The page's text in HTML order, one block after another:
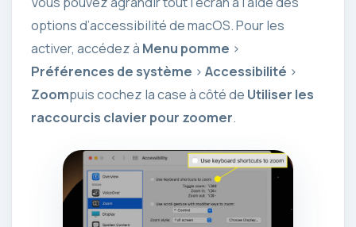
options d’accessibilité de macOS. Pour les
activer, accédez à Menu pomme >
Préférences de système > Accessibilité >
Zoompuis cochez la case à côté de Utiliser les
raccourcis clavier pour zoomer.